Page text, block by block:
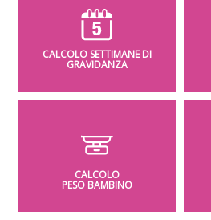
CALCOLO SETTIMANE DI
GRAVIDANZA
CALCOLO
PESO BAMBINO